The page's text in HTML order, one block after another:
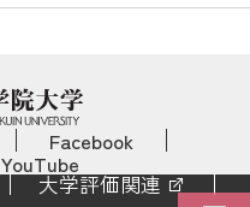
Facebook
YouTube
大学評価関連